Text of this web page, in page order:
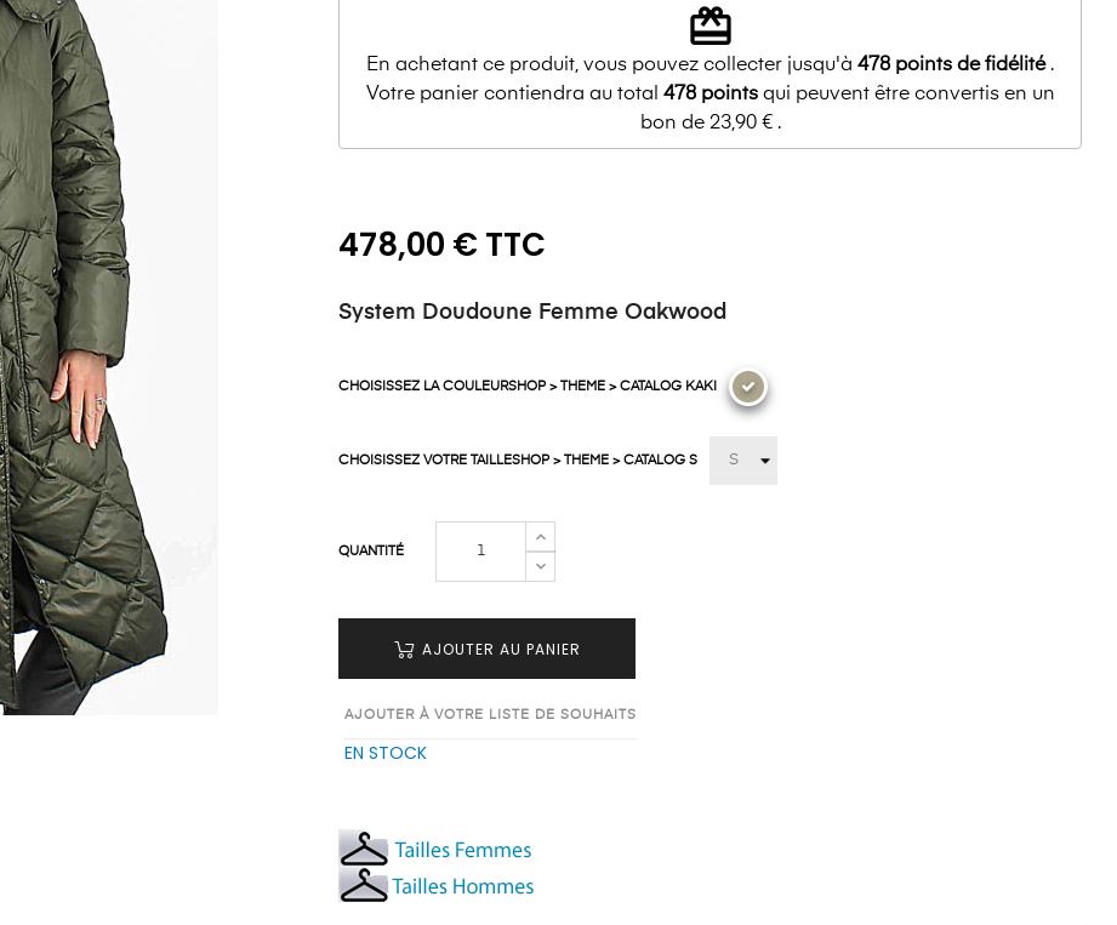
redeem
En achetant ce produit, vous pouvez collecter jusqu'à 478 points de fidélité.
Votre panier contiendra au total 478pointsqui peuvent être convertis en un
bon de 23,90 €.
478,00 € TTC
System Doudoune Femme Oakwood
CHOISISSEZ LA COULEURSHOP > THEME > CATALOG KAKI
CHOISISSEZ VOTRE TAILLESHOP > THEME > CATALOG S
QUANTITÉ
AJOUTER AU PANIER
AJOUTER À VOTRE LISTE DE SOUHAITS
EN STOCK